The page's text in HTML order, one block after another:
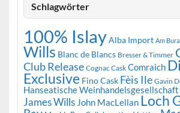
Schlagwörter
100% IslayAlba Import Am
Wills Blanc de Blancs Bresser & Timmer
Club Release Cognac Cask Comraich
Exclusive Fino Cask Fèis Ile Gavin
Hanseatische Weinhandelsgesellschaft
James Wills John MacLellan Loch